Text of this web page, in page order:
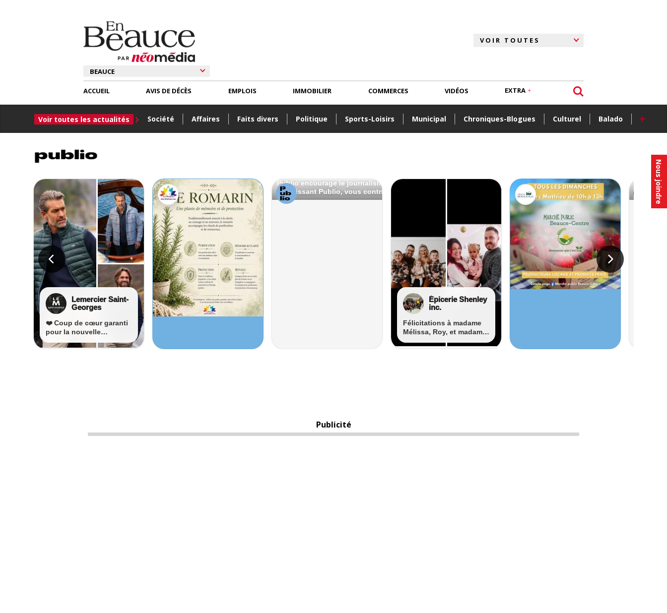
Nous joindre
ACCUEIL
Voir toutes les actualités Société Affaires Faits divers Politique Sports-Loisirs Municipal Chroniques-Blogues Culturel Balado +
AVIS DE DÉCÈS EMPLOIS IMMOBILIER COMMERCES VIDÉOS EXTRA
Publicité